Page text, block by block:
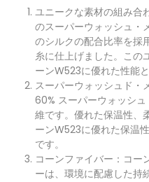
メ
ッ
セ
ー
ジ
*
ユニークな素材の組み合
のスーパーウォッシュ・
のシルクの配合比率を採
糸に仕上げました。この
ーンW523に優れた性能
スーパーウォッシュド・
60% スーパーウォッシ
維です。優れた保温性、
ーンW523に優れた保温
です。
コーンファイバー：コー
ーは、環境に配慮した持